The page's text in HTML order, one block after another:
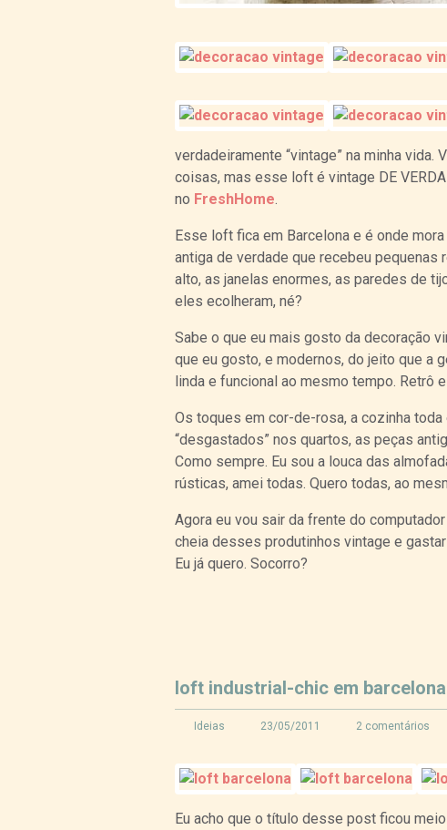
verdadeiramente “vintage” na minha
coisas, mas esse loft é vintage DE
no FreshHome.
Esse loft fica em Barcelona e é onde
antiga de verdade que recebeu
alto, as janelas enormes, as paredes de
eles ecolheram, né?
Sabe o que eu mais gosto da decoração
que eu gosto, e modernos, do jeito que a
linda e funcional ao mesmo tempo. Retrô
Os toques em cor-de-rosa, a cozinha
“desgastados” nos quartos, as peças
Como sempre. Eu sou a louca das
rústicas, amei todas. Quero todas, ao
Agora eu vou sair da frente do
cheia desses produtinhos vintage e
Eu já quero. Socorro?
loft industrial-chic em barcelona
Ideias 23/05/2011 2 comentários
Eu acho que o título desse post ficou